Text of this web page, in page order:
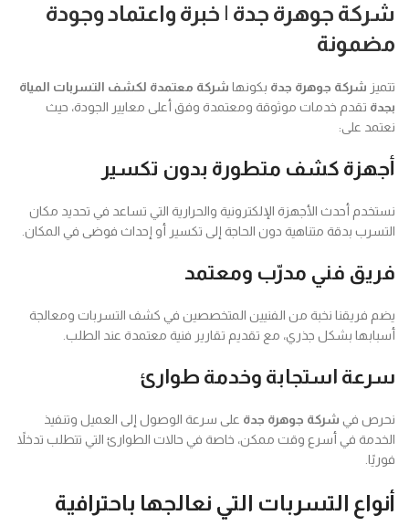
شركة جوهرة جدة | خبرة واعتماد وجودة
مضمونة
تتميز شركة جوهرة جدة بكونها شركة معتمدة لكشف التسربات المياة
بجدة تقدم خدمات موثوقة ومعتمدة وفق أعلى معايير الجودة، حيث
نعتمد على:
أجهزة كشف متطورة بدون تكسير
نستخدم أحدث الأجهزة الإلكترونية والحرارية التي تساعد في تحديد مكان
التسرب بدقة متناهية دون الحاجة إلى تكسير أو إحداث فوضى في المكان.
فريق فني مدرّب ومعتمد
يضم فريقنا نخبة من الفنيين المتخصصين في كشف التسربات ومعالجة
أسبابها بشكل جذري، مع تقديم تقارير فنية معتمدة عند الطلب.
سرعة استجابة وخدمة طوارئ
نحرص في شركة جوهرة جدة على سرعة الوصول إلى العميل وتنفيذ
الخدمة في أسرع وقت ممكن، خاصة في حالات الطوارئ التي تتطلب تدخلاً
فوريًا.
أنواع التسربات التي نعالجها باحترافية